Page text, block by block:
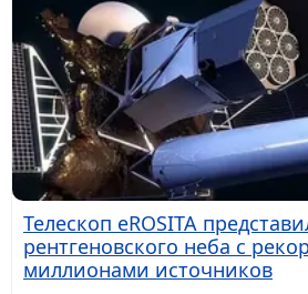
Телескоп eROSITA
рентгеновского неба с
миллионами источников